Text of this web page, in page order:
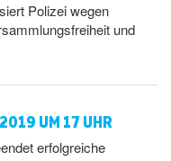
Polizei wegen
und
UM 17 UHR
erfolgreiche